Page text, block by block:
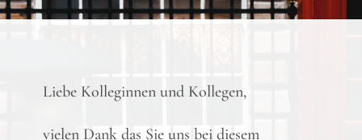
Liebe Kolleginnen und Kollegen,
vielen Dank das Sie uns bei diesem